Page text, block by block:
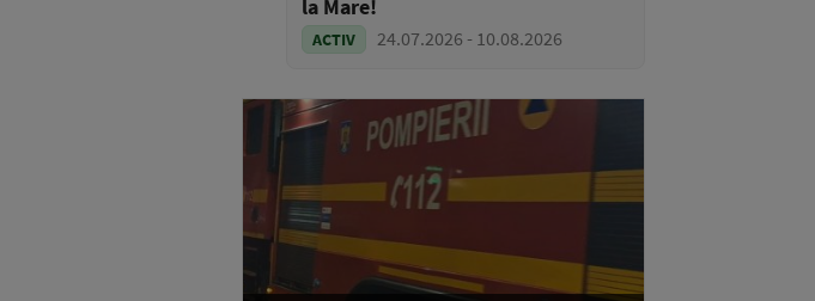
la Mare!
ACTIV 24.07.2026 - 10.08.2026